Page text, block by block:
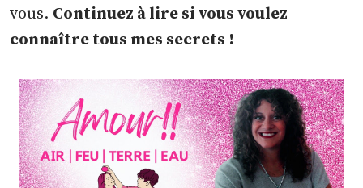
vous. Continuez à lire si vous voulez
connaître tous mes secrets !